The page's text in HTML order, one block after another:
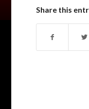
Share this